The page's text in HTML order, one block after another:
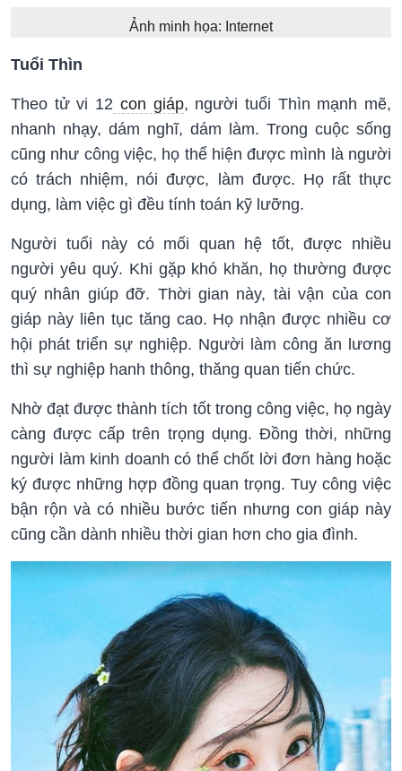
Ảnh minh họa: Internet
Tuổi Thìn
Theo tử vi 12 con giáp, người tuổi Thìn mạnh mẽ,
nhanh nhạy, dám nghĩ, dám làm. Trong cuộc sống
cũng như công việc, họ thể hiện được mình là người
có trách nhiệm, nói được, làm được. Họ rất thực
dụng, làm việc gì đều tính toán kỹ lưỡng.
Người tuổi này có mối quan hệ tốt, được nhiều
người yêu quý. Khi gặp khó khăn, họ thường được
quý nhân giúp đỡ. Thời gian này, tài vận của con
giáp này liên tục tăng cao. Họ nhận được nhiều cơ
hội phát triển sự nghiệp. Người làm công ăn lương
thì sự nghiệp hanh thông, thăng quan tiến chức.
Nhờ đạt được thành tích tốt trong công việc, họ ngày
càng được cấp trên trọng dụng. Đồng thời, những
người làm kinh doanh có thể chốt lời đơn hàng hoặc
ký được những hợp đồng quan trọng. Tuy công việc
bận rộn và có nhiều bước tiến nhưng con giáp này
cũng cần dành nhiều thời gian hơn cho gia đình.